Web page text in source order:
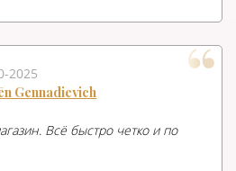
2025
Gennadievich
Всё быстро четко и по